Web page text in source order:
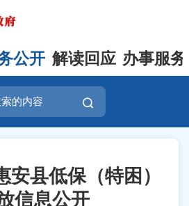
公开 解读回应 办事服务
安县低保（特困）
信息公开